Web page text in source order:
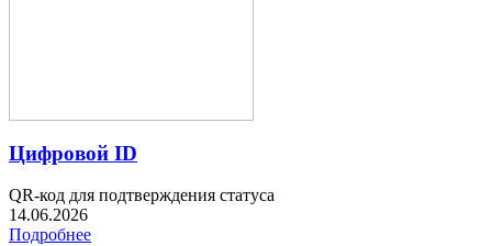
Цифровой ID
QR-код для подтверждения статуса
14.06.2026
Подробнее